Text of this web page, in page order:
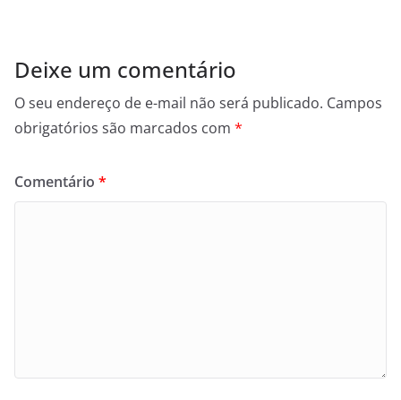
Deixe um comentário
O seu endereço de e-mail não será publicado. Campos
obrigatórios são marcados com *
Comentário *